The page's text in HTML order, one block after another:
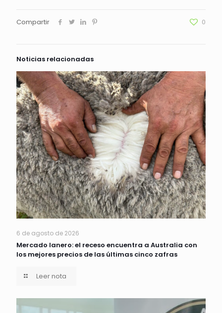
Compartir 0
Noticias relacionadas
6 de agosto de 2026
Mercado lanero: el receso encuentra a Australia con
los mejores precios de las últimas cinco zafras
Leer nota